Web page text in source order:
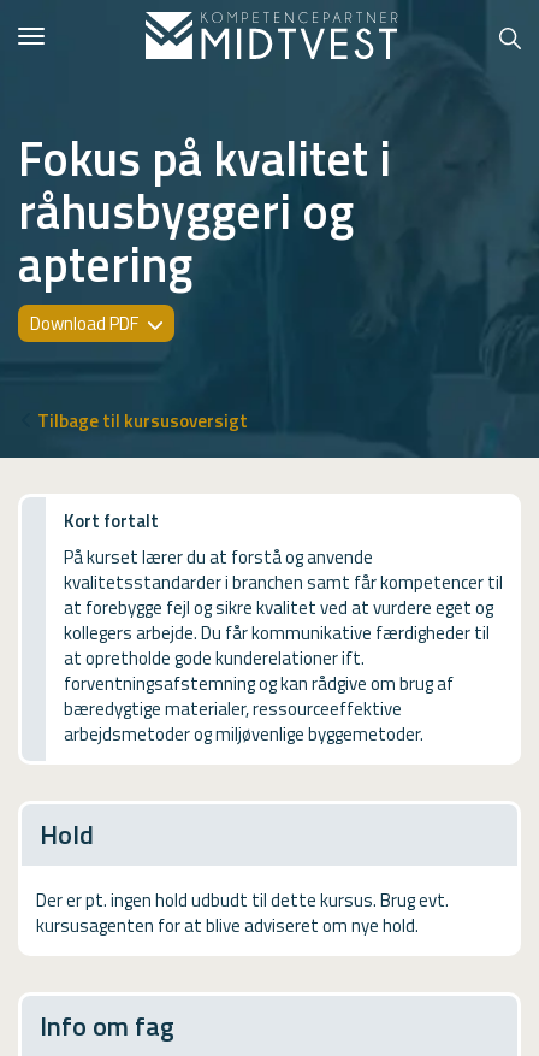
Hvem er vi?
Kontakt konsulent
Erhvervsuddannelser
Kursusoversigt
VUF
PCR
USMA
Videoguides
Fokus på kvalitet i
råhusbyggeri og
aptering
Download PDF
Tilbage til kursusoversigt
Kort fortalt
På kurset lærer du at forstå og anvende
kvalitetsstandarder i branchen samt får kompetencer til
at forebygge fejl og sikre kvalitet ved at vurdere eget og
kollegers arbejde. Du får kommunikative færdigheder til
at opretholde gode kunderelationer ift.
forventningsafstemning og kan rådgive om brug af
bæredygtige materialer, ressourceeffektive
arbejdsmetoder og miljøvenlige byggemetoder.
Hold
Der er pt. ingen hold udbudt til dette kursus. Brug evt.
kursusagenten for at blive adviseret om nye hold.
Info om fag